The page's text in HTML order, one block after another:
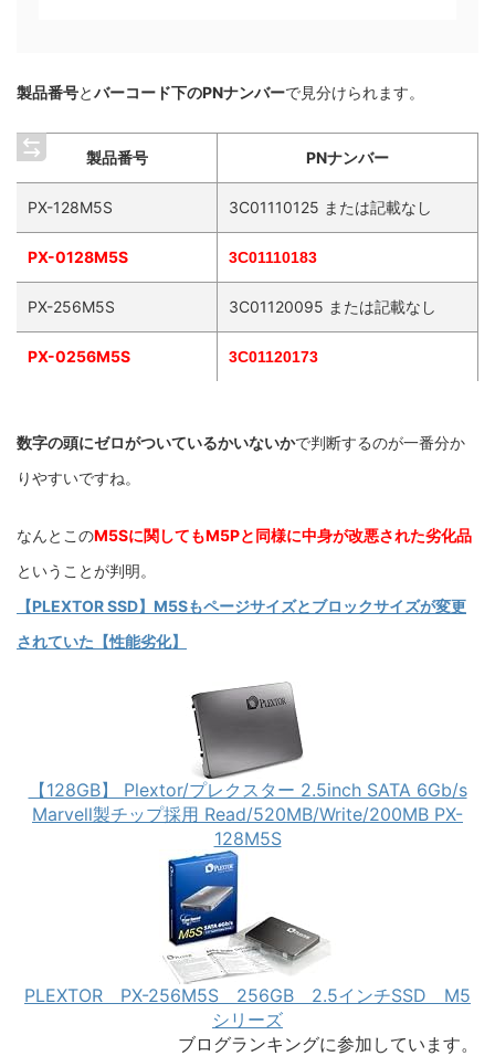
製品番号とバーコード下のPNナンバーで見分けられます。
製品番号 PNナンバー
PX-128M5S 3C01110125 または記載なし
PX-0128M5S 3C01110183
PX-256M5S 3C01120095 または記載なし
PX-0256M5S 3C01120173
数字の頭にゼロがついているかいないかで判断するのが一番分か
りやすいですね。
なんとこのM5Sに関してもM5Pと同様に中身が改悪された劣化品
ということが判明。
【PLEXTOR SSD】M5Sもページサイズとブロックサイズが変更
されていた【性能劣化】
【128GB】 Plextor/プレクスター 2.5inch SATA 6Gb/s
Marvell製チップ採用 Read/520MB/Write/200MB PX-
128M5S
PLEXTOR PX-256M5S 256GB 2.5インチSSD M5
シリーズ
ブログランキングに参加しています。